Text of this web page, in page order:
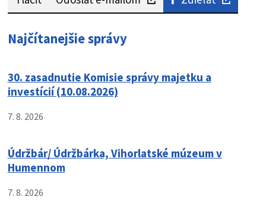
Najčítanejšie správy
30. zasadnutie Komisie správy majetku a
investícií (10.08.2026)
7. 8. 2026
Údržbár/ Údržbárka, Vihorlatské múzeum v
Humennom
7. 8. 2026